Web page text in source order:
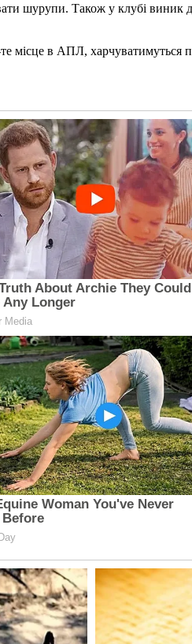
шурупи. Також у клубі виник
місце в АПЛ, харчуватимуться